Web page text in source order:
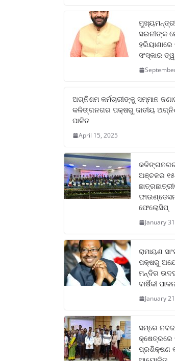
ମୁଖ୍ୟମନ୍ତ୍ରୀ
ସଇନୀଙ୍କ
ସଂସ୍କାର
ଅଗ୍ନିଶମ କର୍ମଚାରୀଙ୍କୁ ସମ୍ମାନ
କଳିଙ୍ଗନଗର ପକ୍ଷରୁ ଜାତୀୟ
ପାଳିତ
April 15, 2025
କଳିଙ୍ଗନଗର
ଅଞ୍ଚଳର
ଫେଲୋସିପ୍‌
January
ରାମାୟଣ
ପକ୍ଷରୁ
ମନ୍ଦିର
ବାର୍ଷିକୀ ପାଳନ
January
ସମ୍‌ରେ
କ୍ଷେତ୍ରରେ
ପ୍ରଶିକ୍ଷଣ